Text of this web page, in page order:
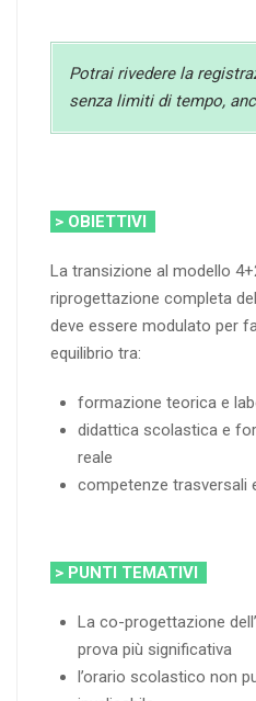
Potrai rivedere la
senza limiti di tempo,
> OBIETTIVI
La transizione al modello
riprogettazione completa
deve essere modulato per
equilibrio tra:
formazione teorica e
didattica scolastica e
reale
competenze trasversali
> PUNTI TEMATIVI
La co-progettazione
prova più significativa
l’orario scolastico non